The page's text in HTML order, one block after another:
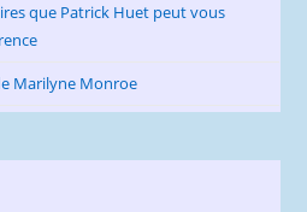
que Patrick Huet peut vous
Marilyne Monroe